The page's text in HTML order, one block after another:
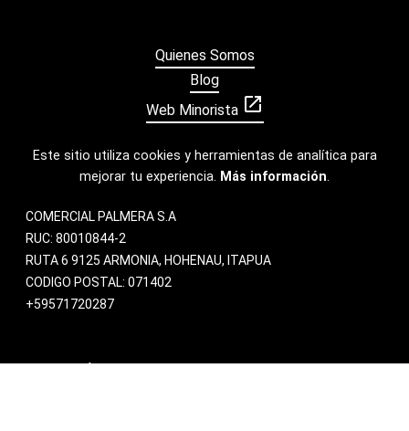
Quienes Somos
Blog
Web Minorista open_in_new
Este sitio utiliza cookies y herramientas de analítica para
mejorar tu experiencia. Más información.
COMERCIAL PALMERA S.A
RUC: 80010844-2
RUTA 6 9125 ARMONIA, HOHENAU, ITAPUA
CODIGO POSTAL: 071402
+59571720287